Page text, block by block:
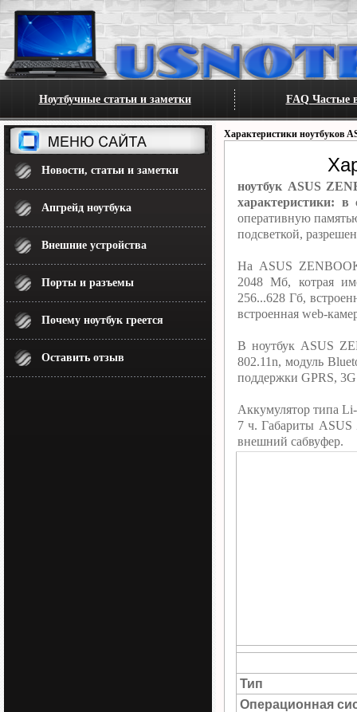
Ноутбучные статьи и заметки FAQ Частые
Новости, статьи и заметки
Апгрейд ноутбука
Внешние устройства
Порты и разъемы
Почему ноутбук греется
Оставить отзыв
Характеристики ноутбуков
ноутбук ASUS
характеристики:
оперативную
подсветкой,
На ASUS
2048 Мб, котрая
256...628 Гб,
встроенная web-
В ноутбук ASUS
802.11n, модуль
поддержки GPRS,
Аккумулятор типа
7 ч. Габариты
внешний сабвуфер.
Тип
Операционная